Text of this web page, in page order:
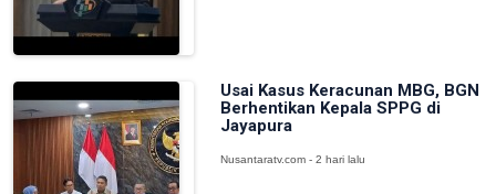
Usai Kasus Keracunan MBG, BGN
Berhentikan Kepala SPPG di
Jayapura
Nusantaratv.com - 2 hari lalu